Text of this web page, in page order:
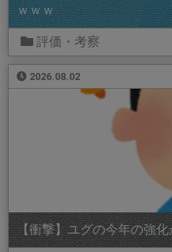
ｗｗｗ
評価・考察
2026.08.02
【衝撃】ユグの今年の強